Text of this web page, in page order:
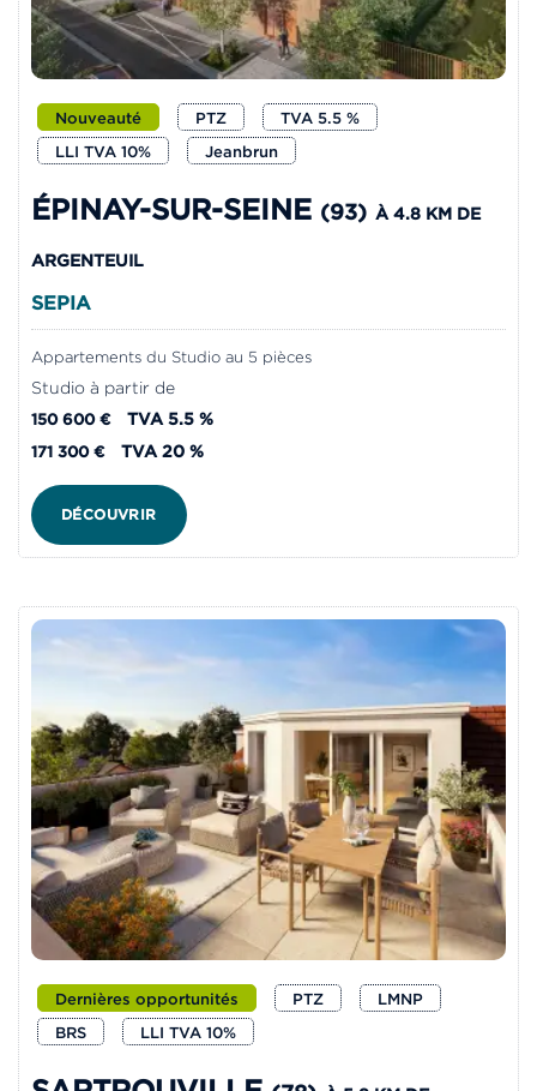
Nouveauté PTZ
TVA 5.5 %
LLI TVA 10%
Jeanbrun
ÉPINAY-SUR-SEINE (93) À 4.8 KM DE
ARGENTEUIL
SEPIA
Appartements du Studio au 5 pièces
Studio à partir de
150 600 € TVA 5.5 %
171 300 € TVA 20 %
DÉCOUVRIR
Dernières opportunités PTZ
LMNP
BRS
LLI TVA 10%